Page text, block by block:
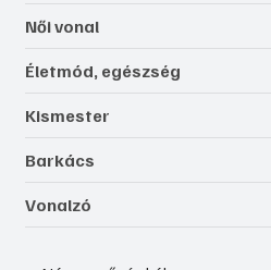
Női vonal
Életmód, egészség
Kismester
Barkács
Vonalzó